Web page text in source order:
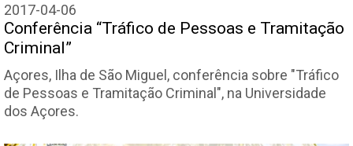
2017-04-06
Conferência “Tráfico de Pessoas e Tramitação
Criminal”
Açores, Ilha de São Miguel, conferência sobre "Tráfico
de Pessoas e Tramitação Criminal", na Universidade
dos Açores.